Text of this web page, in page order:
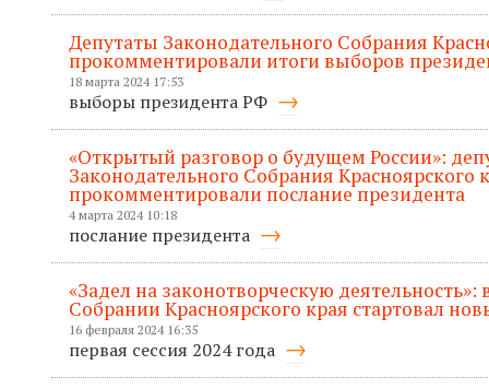
Депутаты Законодательного Собрания
прокомментировали итоги выборов
18 марта 2024 17:53
выборы президента РФ
«Открытый разговор о будущем России»:
Законодательного Собрания Красноярского
прокомментировали послание президента
4 марта 2024 10:18
послание президента
«Задел на законотворческую
Собрании Красноярского края стартовал
16 февраля 2024 16:35
первая сессия 2024 года